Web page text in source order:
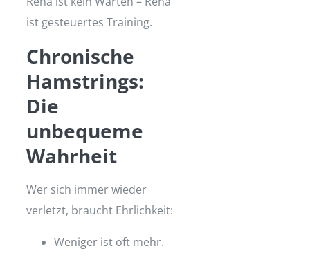
ist gesteuertes Training.
Chronische
Hamstrings:
Die
unbequeme
Wahrheit
Wer sich immer wieder
verletzt, braucht Ehrlichkeit:
Weniger ist oft mehr.